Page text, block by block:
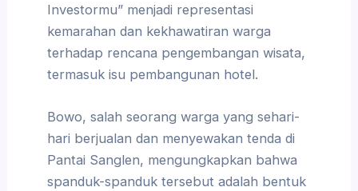
Investormu” menjadi representasi
kemarahan dan kekhawatiran warga
terhadap rencana pengembangan wisata,
termasuk isu pembangunan hotel.
Bowo, salah seorang warga yang sehari-
hari berjualan dan menyewakan tenda di
Pantai Sanglen, mengungkapkan bahwa
spanduk-spanduk tersebut adalah bentuk